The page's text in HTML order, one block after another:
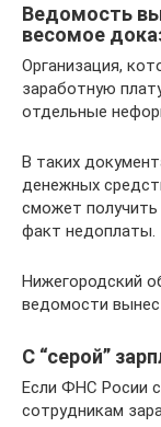
Ведомость
весомое
Организация,
заработную
отдельные
В таких
денежных
сможет
факт недоплаты.
Нижегородский
ведомости вынес
С “серой”
Если ФНС Росии
сотрудникам